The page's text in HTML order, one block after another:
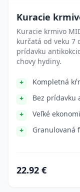
Kuracie
Kuracie krmivo
kurčatá od veku 7
prídavku
chovy hydiny.
Kompletná
Bez prídavku
Veľké
Granulovaná
22.92 €